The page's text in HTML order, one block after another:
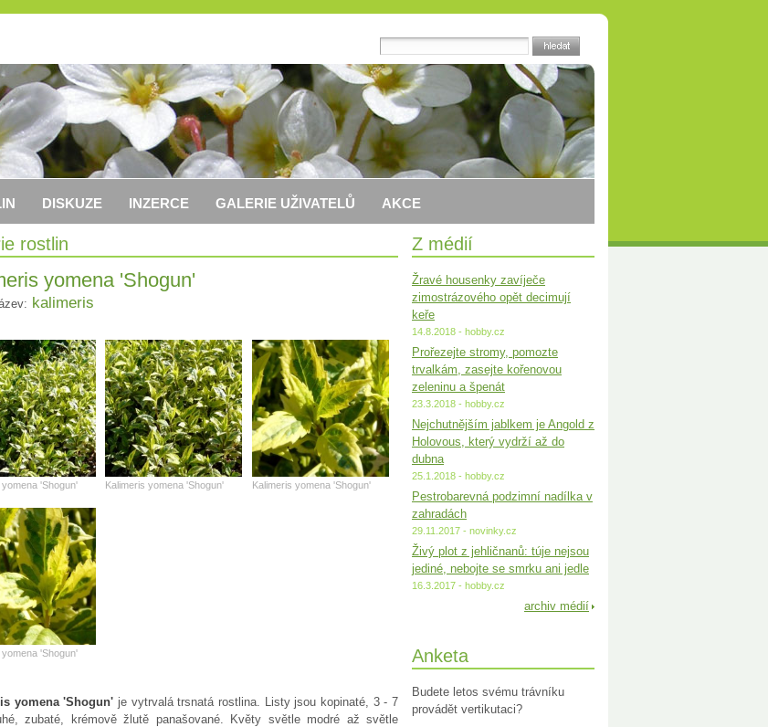
rostlin
yomena 'Shogun'
kalimeris
yomena 'Shogun' Kalimeris yomena 'Shogun' Kalimeris yomena 'Shogun'
yomena 'Shogun'
yomena 'Shogun' je vytrvalá trsnatá rostlina. Listy jsou kopinaté, 3 - 7
zubaté, krémově žlutě panašované. Květy světle modré až světle
Z médií
Žravé housenky zavíječe
zimostrázového opět decimují
keře
14.8.2018 - hobby.cz
Prořezejte stromy, pomozte
trvalkám, zasejte kořenovou
zeleninu a špenát
23.3.2018 - hobby.cz
Nejchutnějším jablkem je Angold z
Holovous, který vydrží až do
dubna
25.1.2018 - hobby.cz
Pestrobarevná podzimní nadílka v
zahradách
29.11.2017 - novinky.cz
Živý plot z jehličnanů: túje nejsou
jediné, nebojte se smrku ani jedle
16.3.2017 - hobby.cz
archiv médií
Anketa
Budete letos svému trávníku
provádět vertikutaci?
DISKUZE INZERCE GALERIE UŽIVATELŮ AKCE